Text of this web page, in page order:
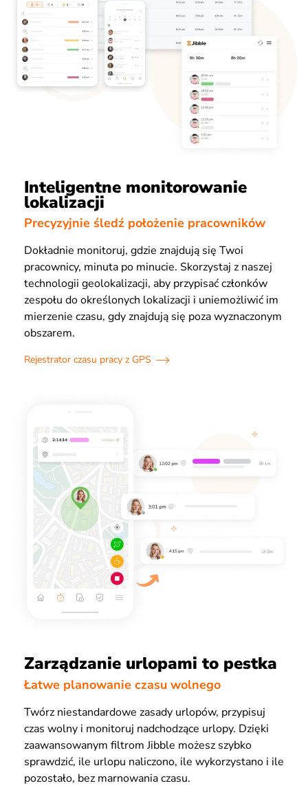
Inteligentne monitorowanie
lokalizacji
Precyzyjnie śledź położenie pracowników
Dokładnie monitoruj, gdzie znajdują się Twoi
pracownicy, minuta po minucie. Skorzystaj z naszej
technologii geolokalizacji, aby przypisać członków
zespołu do określonych lokalizacji i uniemożliwić im
mierzenie czasu, gdy znajdują się poza wyznaczonym
obszarem.
Rejestrator czasu pracy z GPS
Zarządzanie urlopami to pestka
Łatwe planowanie czasu wolnego
Twórz niestandardowe zasady urlopów, przypisuj
czas wolny i monitoruj nadchodzące urlopy. Dzięki
zaawansowanym filtrom Jibble możesz szybko
sprawdzić, ile urlopu naliczono, ile wykorzystano i ile
pozostało, bez marnowania czasu.